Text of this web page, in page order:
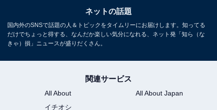
ネットの話題
国内外のSNSで話題の人＆トピックをタイムリーにお届けします。知ってる
だけでちょっと得する、なんだか楽しい気分になれる、ネット発「知ら（な
きゃ）損」ニュースが盛りだくさん。
関連サービス
All About
All About Japan
イチオシ